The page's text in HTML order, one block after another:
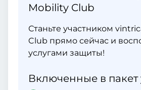
Mobility Club
Станьте участником
Club прямо сейчас и
услугами защиты!
Включенные в пакет